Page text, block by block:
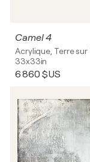
Camel 4
Acrylique, Terre sur
33x33in
6 860 $US